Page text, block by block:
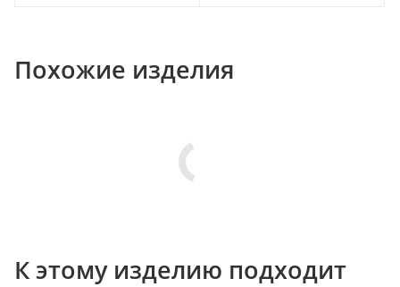
Похожие изделия
К этому изделию подходит